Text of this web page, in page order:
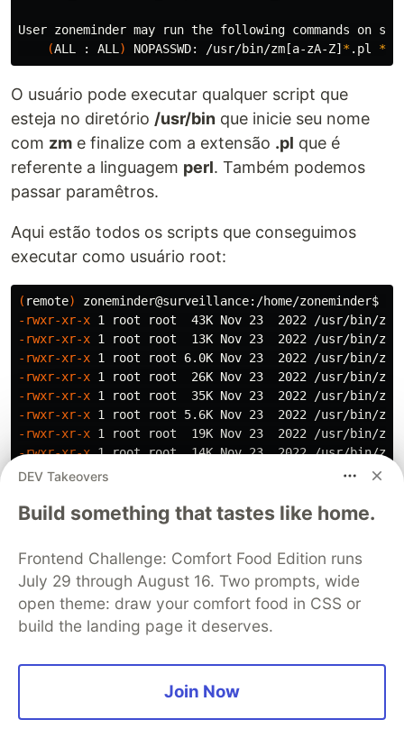
User zoneminder may run the following commands on
(ALL : ALL ) NOPASSWD: /usr/bin/zm[a-zA-Z] * .pl *
O usuário pode executar qualquer script que
esteja no diretório /usr/bin que inicie seu nome
com zm e finalize com a extensão .pl que é
referente a linguagem perl. Também podemos
passar paramêtros.
Aqui estão todos os scripts que conseguimos
executar como usuário root:
( remote) zoneminder@surveillance:/home/zoneminder$
-rwxr-xr-x
-rwxr-xr-x
-rwxr-xr-x
-rwxr-xr-x
-rwxr-xr-x
-rwxr-xr-x
-rwxr-xr-x
-rwxr-xr-x
-rwxr-xr-x
-rwxr-xr-x
-rwxr-xr-x
-rwxr-xr-x
-rwxr-xr-x
-rwxr-xr-x
Foi necessário descobrir o que cada script faz, no
DEV Takeovers
Build something that tastes like home.
Frontend Challenge: Comfort Food Edition runs
July 29 through August 16. Two prompts, wide
open theme: draw your comfort food in CSS or
build the landing page it deserves.
Join Now